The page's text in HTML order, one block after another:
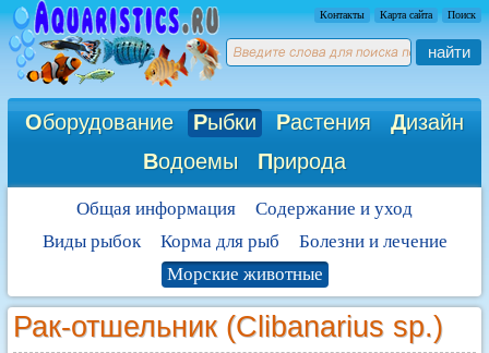
Контакты Карта сайта Поиск
найти
Оборудование Рыбки Растения Дизайн
Водоемы Природа
Общая информация
Содержание и уход
Виды рыбок
Корма для рыб
Болезни и лечение
Морские животные
Рак-отшельник (Clibanarius sp.)